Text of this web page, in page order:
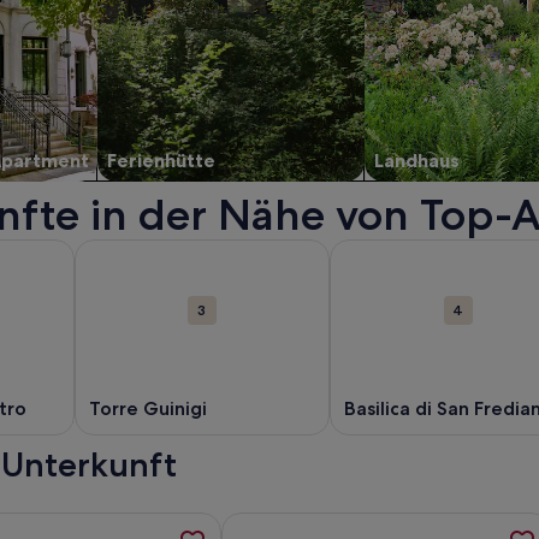
Ferienhütte Landhaus
in der Nähe von Top-
3
Torre Guinigi
4
Basilica di San
Unterkunft
Aussicht aufLucca.Privater Park/Garten.WIFi,
zu Last Minute Elegantes Apartment in einer Villa
Weitere Informationen zu CASA